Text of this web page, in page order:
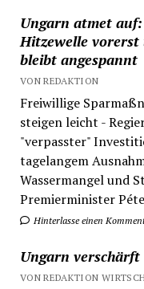
Ungarn atmet auf:
Hitzewelle vorerst
bleibt angespannt
VON REDAKTION
Freiwillige
steigen leicht -
"verpasster"
tagelangem
Wassermangel und
Premierminister
Hinterlasse einen
Ungarn verschärft
VON REDAKTION